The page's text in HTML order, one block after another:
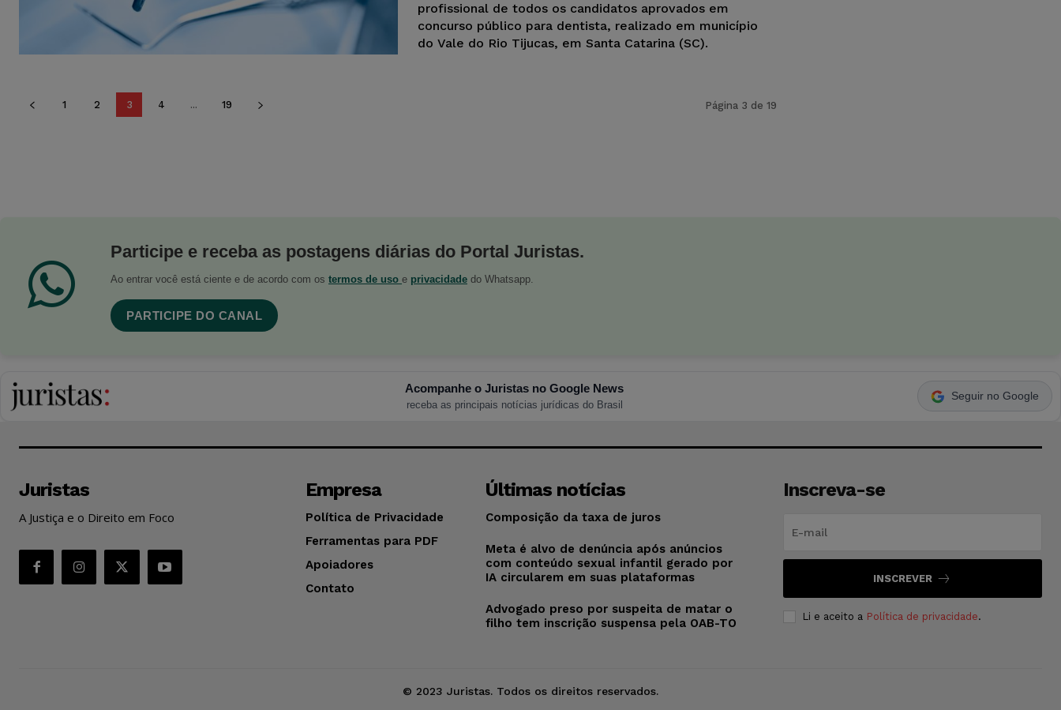
profissional de todos os candidatos aprovados em
concurso público para dentista, realizado em município
do Vale do Rio Tijucas, em Santa Catarina (SC).
1 2 3 4 ... 19 Página 3 de 19
Participe e receba as postagens diárias do Portal Juristas.
Ao entrar você está ciente e de acordo com os termos de uso e privacidade do Whatsapp.
PARTICIPE DO CANAL
Acompanhe o Juristas no Google News
receba as principais notícias jurídicas do Brasil
Seguir no Google
Juristas
A Justiça e o Direito em Foco
Empresa
Política de Privacidade
Ferramentas para PDF
Apoiadores
Contato
Últimas notícias
Composição da taxa de juros
Meta é alvo de denúncia após anúncios
com conteúdo sexual infantil gerado por
IA circularem em suas plataformas
Advogado preso por suspeita de matar o
filho tem inscrição suspensa pela OAB-TO
Inscreva-se
INSCREVER
Li e aceito a Política de privacidade.
© 2023 Juristas. Todos os direitos reservados.